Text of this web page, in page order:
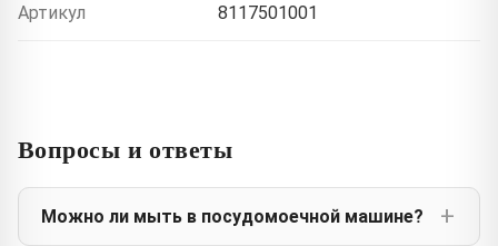
Артикул 8117501001
Вопросы и ответы
Можно ли мыть в посудомоечной машине?